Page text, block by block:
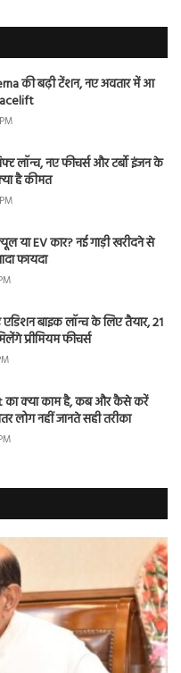
की बढ़ी टेंशन, नए अवतार में आ
लॉन्च, नए फीचर्स और टर्बो इंजन के
है कीमत
या EV कार? नई गाड़ी खरीदने से
फायदा
बाइक लॉन्च के लिए तैयार, 21
प्रीमियम फीचर्स
का क्या काम है, कब और कैसे करें
लोग नहीं जानते सही तरीका